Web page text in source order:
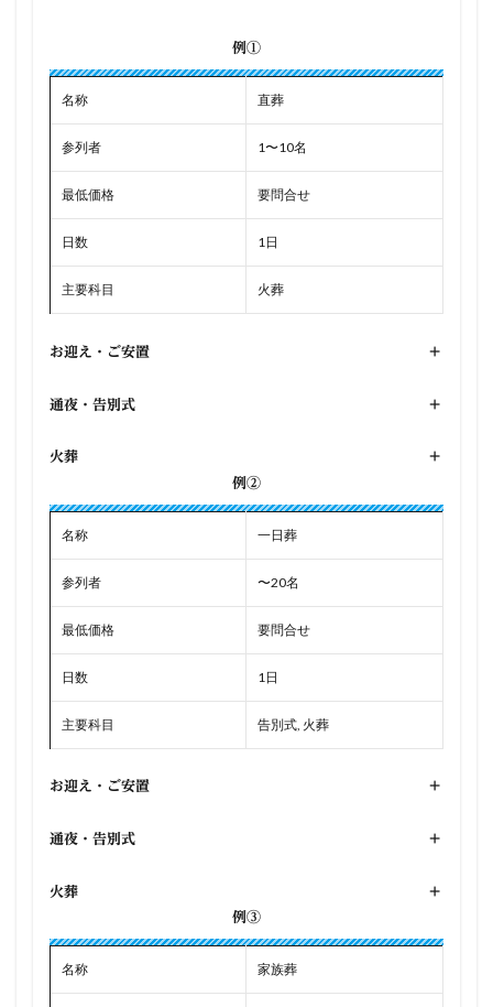
例①
名称 直葬
参列者 1〜10名
最低価格 要問合せ
日数 1日
主要科目 火葬
お迎え・ご安置 +
通夜・告別式 +
火葬
+
例②
名称 一日葬
参列者 〜20名
最低価格 要問合せ
日数 1日
主要科目 告別式, 火葬
お迎え・ご安置 +
通夜・告別式 +
火葬
+
例③
名称 家族葬